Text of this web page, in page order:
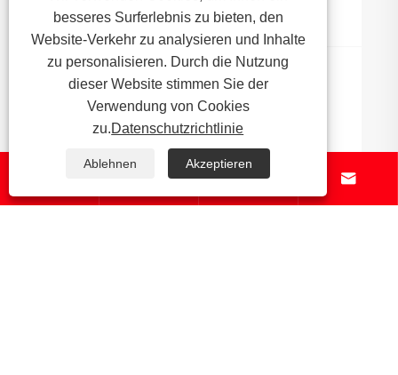
Wie prägt die Bearbeitung von
Kupfertastaturen die nächste Generation
mechanischer Tastaturen?
Mehr sehen >>
 
besseres Surferlebnis zu bieten, den
Website-Verkehr zu analysieren und Inhalte
zu personalisieren. Durch die Nutzung
dieser Website stimmen Sie der
Verwendung von Cookies
zu.Datenschutzrichtlinie
Ablehnen Akzeptieren